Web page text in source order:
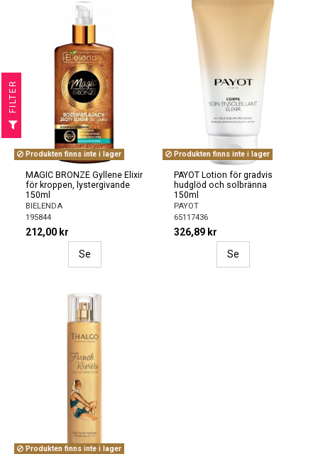
Produkten finns inte i lager
MAGIC BRONZE Gyllene Elixir
för kroppen, lystergivande
150ml
BIELENDA
195844
212,00 kr
Se
Produkten finns inte i lager
PAYOT Lotion för gradvis
hudglöd och solbränna
150ml
PAYOT
65117436
326,89 kr
Se
Produkten finns inte i lager
R